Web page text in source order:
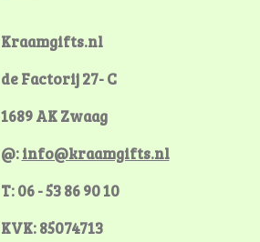
k
s
t
Kraamgifts.nl
de Factorij 27- C
1689 AK Zwaag
@:info@kraamgifts.nl
T: 06 - 53 86 90 10
KVK: 85074713